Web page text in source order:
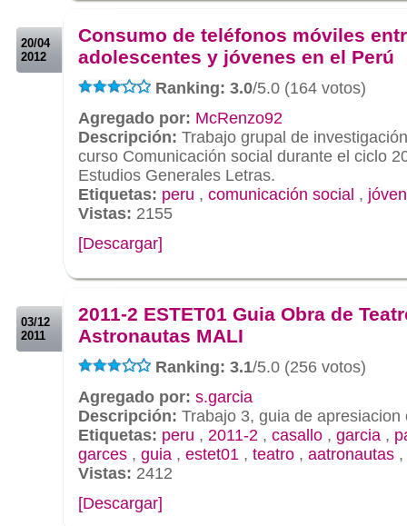
20/04
2012
Consumo de teléfonos móviles
adolescentes y jóvenes en el Perú
Ranking: 3.0/5.0 (164 votos)
Agregado por: McRenzo92
Descripción: Trabajo grupal de
curso Comunicación social durante el ciclo
Estudios Generales Letras.
Etiquetas: peru , comunicación social ,
Vistas: 2155
[Descargar]
03/12
2011
2011-2 ESTET01 Guia Obra de
Astronautas MALI
Ranking: 3.1/5.0 (256 votos)
Agregado por: s.garcia
Descripción: Trabajo 3, guia de apresiacion
Etiquetas: peru , 2011-2 , casallo , garcia ,
garces , guia , estet01 , teatro , aatronautas ,
Vistas: 2412
[Descargar]